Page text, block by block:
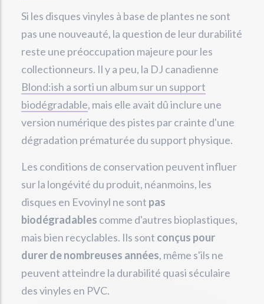
Si les disques vinyles à base de plantes ne sont
pas une nouveauté, la question de leur durabilité
reste une préoccupation majeure pour les
collectionneurs. Il y a peu, la DJ canadienne
Blond:ish a sorti un album sur un support
biodégradable, mais elle avait dû inclure une
version numérique des pistes par crainte d'une
dégradation prématurée du support physique.
Les conditions de conservation peuvent influer
sur la longévité du produit, néanmoins, les
disques en Evovinyl ne sont pas
biodégradables comme d'autres bioplastiques,
mais bien recyclables. Ils sont conçus pour
durer de nombreuses années, même s'ils ne
peuvent atteindre la durabilité quasi séculaire
des vinyles en PVC.